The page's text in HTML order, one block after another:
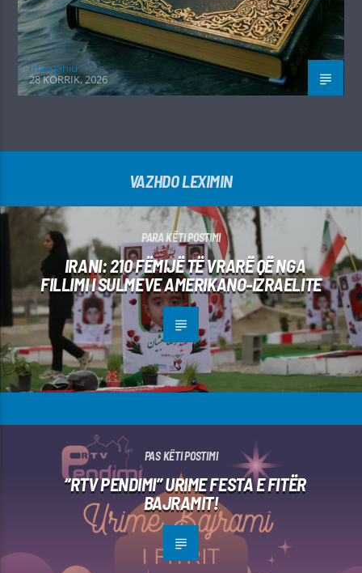
Irfan Jahiu
28 KORRIK, 2026
VAZHDO LEXIMIN
PARA KËTI POSTIMI
IRANI: 210 FËMIJË TË VRARË QË NGA
FILLIMI I SULMEVE AMERIKANO-IZRAELITE
PAS KËTI POSTIMI
“RTV PENDIMI” URIME FESTA E FITËR
BAJRAMIT!